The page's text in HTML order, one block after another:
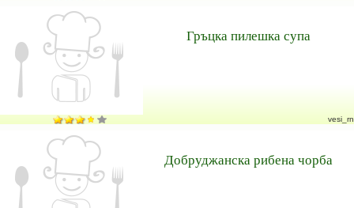
Гръцка пилешка супа
vesi_rn
Добруджанска рибена чорба